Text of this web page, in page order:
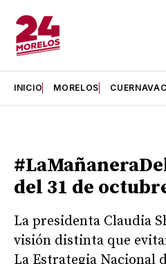
INICIO MORELOS
del 31 de
La presidenta Claudia
visión distinta que
La Estrategia Nacional